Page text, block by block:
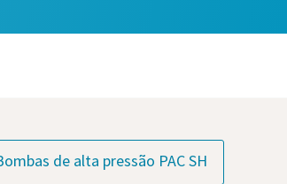
de alta pressão PAC SH